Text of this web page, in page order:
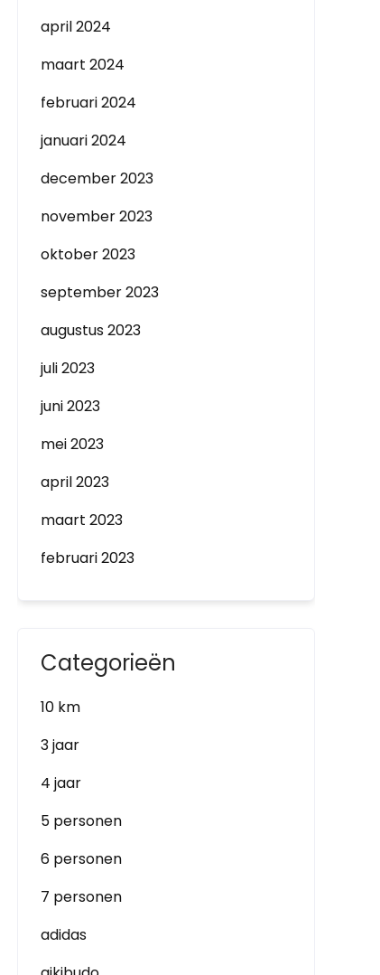
april 2024
maart 2024
februari 2024
januari 2024
december 2023
november 2023
oktober 2023
september 2023
augustus 2023
juli 2023
juni 2023
mei 2023
april 2023
maart 2023
februari 2023
Categorieën
10 km
3 jaar
4 jaar
5 personen
6 personen
7 personen
adidas